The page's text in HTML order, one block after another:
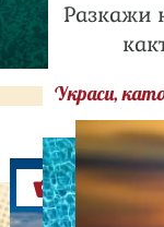
Разкажи
Украси,